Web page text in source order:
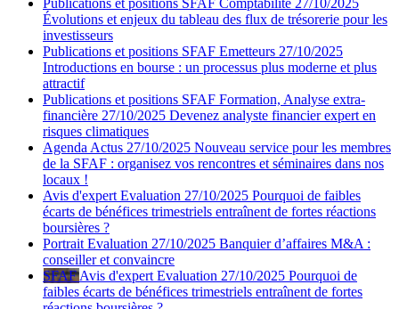
Publications et positions SFAF Comptabilité 27/10/2025
Évolutions et enjeux du tableau des flux de trésorerie pour les
investisseurs
Publications et positions SFAF Emetteurs 27/10/2025
Introductions en bourse : un processus plus moderne et plus
attractif
Publications et positions SFAF Formation, Analyse extra-
financière 27/10/2025 Devenez analyste financier expert en
risques climatiques
Agenda Actus 27/10/2025 Nouveau service pour les membres
de la SFAF : organisez vos rencontres et séminaires dans nos
locaux !
Avis d'expert Evaluation 27/10/2025 Pourquoi de faibles
écarts de bénéfices trimestriels entraînent de fortes réactions
boursières ?
Portrait Evaluation 27/10/2025 Banquier d’affaires M&A :
conseiller et convaincre
SFAF Avis d'expert Evaluation 27/10/2025 Pourquoi de
faibles écarts de bénéfices trimestriels entraînent de fortes